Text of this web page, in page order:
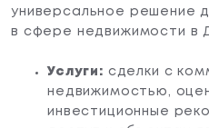
универсальное решение
в сфере недвижимости в
Услуги: сделки с
недвижимостью,
инвестиционные